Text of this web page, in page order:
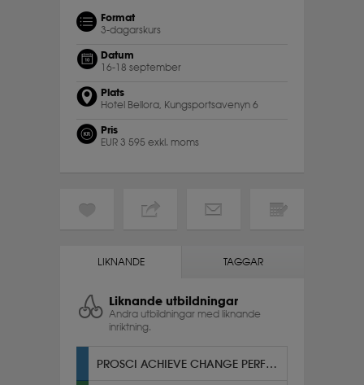
Format
3-dagarskurs
Datum
16-18 september
Plats
Hotel Bellora, Kungsportsavenyn 6
Pris
EUR 3 595 exkl. moms
LIKNANDE TAGGAR
Liknande utbildningar
Andra utbildningar med liknande
inriktning.
PROSCI ACHIEVE CHANGE PERFORMANCE